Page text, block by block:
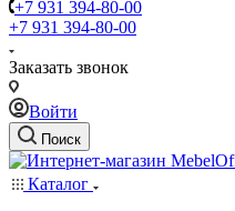
+7 931 394-80-00
+7 931 394-80-00
Заказать звонок
Войти
Поиск
Каталог